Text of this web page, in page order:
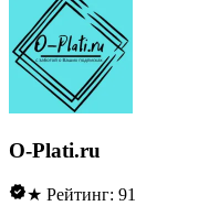
O-Plati.ru
★ Рейтинг: 91